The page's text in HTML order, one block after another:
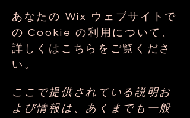
あなたの Wix ウェブサイトで
の Cookie の利用について、
詳しくは こちら をご覧くださ
い。
ここで提供されている説明お
よび情報は、あくまでも一般